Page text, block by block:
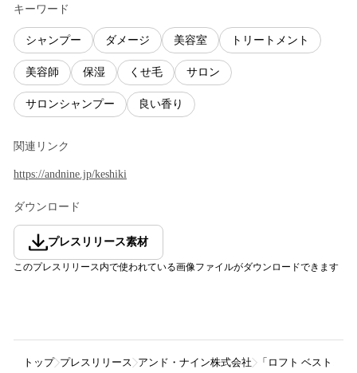
キーワード
シャンプー ダメージ 美容室 トリートメント
美容師 保湿 くせ毛 サロン
サロンシャンプー 良い香り
関連リンク
https://andnine.jp/keshiki
ダウンロード
プレスリリース素材
このプレスリリース内で使われている画像ファイルがダウンロードできます
トップ プレスリリース アンド・ナイン株式会社 「ロフト ベストコ